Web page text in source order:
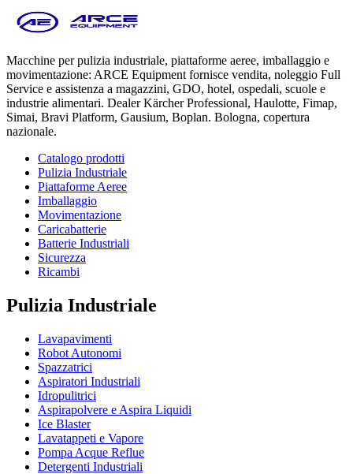
Macchine per pulizia industriale, piattaforme aeree, imballaggio e
movimentazione: ARCE Equipment fornisce vendita, noleggio Full
Service e assistenza a magazzini, GDO, hotel, ospedali, scuole e
industrie alimentari. Dealer Kärcher Professional, Haulotte, Fimap,
Simai, Bravi Platform, Gausium, Boplan. Bologna, copertura
nazionale.
Catalogo prodotti
Pulizia Industriale
Piattaforme Aeree
Imballaggio
Movimentazione
Caricabatterie
Batterie Industriali
Sicurezza
Ricambi
Pulizia Industriale
Lavapavimenti
Robot Autonomi
Spazzatrici
Aspiratori Industriali
Idropulitrici
Aspirapolvere e Aspira Liquidi
Ice Blaster
Lavatappeti e Vapore
Pompa Acque Reflue
Detergenti Industriali